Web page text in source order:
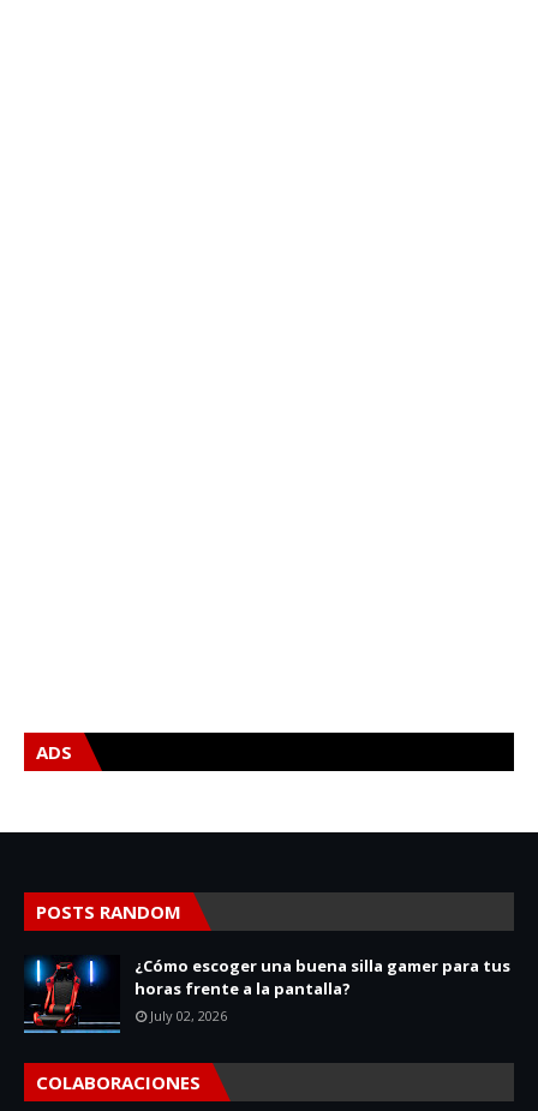
ADS
POSTS RANDOM
¿Cómo escoger una buena silla gamer para tus
horas frente a la pantalla?
July 02, 2026
COLABORACIONES